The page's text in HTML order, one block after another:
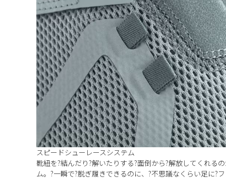
スピードシューレースシステム
靴紐を?結んだり?解いたりする?面倒から?解放してくれる
ム。?一瞬で?脱ぎ履きできるのに、?不思議なくらい足に?